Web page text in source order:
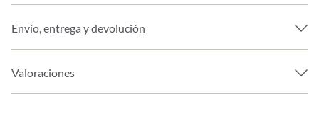
Envío, entrega y devolución
Valoraciones